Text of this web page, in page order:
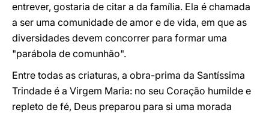
entrever, gostaria de citar a da família. Ela é chamada
a ser uma comunidade de amor e de vida, em que as
diversidades devem concorrer para formar uma
"parábola de comunhão".
Entre todas as criaturas, a obra-prima da Santíssima
Trindade é a Virgem Maria: no seu Coração humilde e
repleto de fé, Deus preparou para si uma morada